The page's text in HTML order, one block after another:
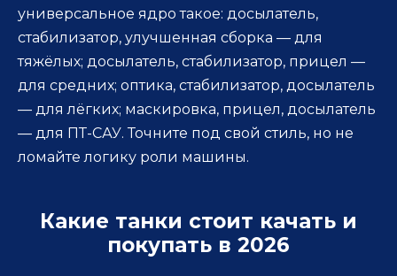
универсальное ядро такое: досылатель,
стабилизатор, улучшенная сборка — для
тяжёлых; досылатель, стабилизатор, прицел —
для средних; оптика, стабилизатор, досылатель
— для лёгких; маскировка, прицел, досылатель
— для ПТ-САУ. Точните под свой стиль, но не
ломайте логику роли машины.
Какие танки стоит качать и
покупать в 2026